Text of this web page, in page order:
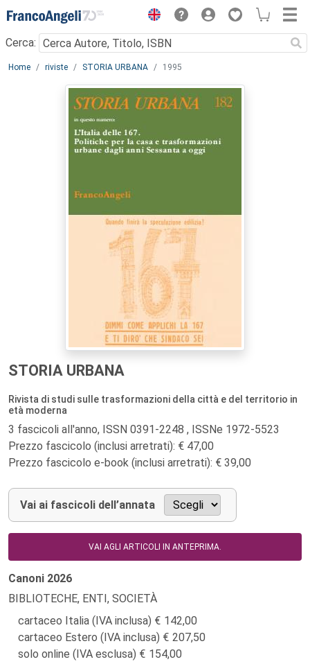
Menu
Cerca:
Main content
Home riviste STORIA URBANA 1995
STORIA URBANA
Rivista di studi sulle trasformazioni della città e del territorio in
età moderna
3 fascicoli all'anno, ISSN 0391-2248 , ISSNe 1972-5523
Prezzo fascicolo (inclusi arretrati): € 47,00
Prezzo fascicolo e-book (inclusi arretrati): € 39,00
Vai ai fascicoli dell’annata
VAI AGLI ARTICOLI IN ANTEPRIMA.
Canoni 2026
BIBLIOTECHE, ENTI, SOCIETÀ
cartaceo Italia (IVA inclusa)
142,00
cartaceo Estero (IVA inclusa)
207,50
solo online (IVA esclusa)
154,00